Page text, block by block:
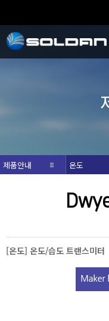
제품안내 온도
[온도] 온도/습도 트랜스미터